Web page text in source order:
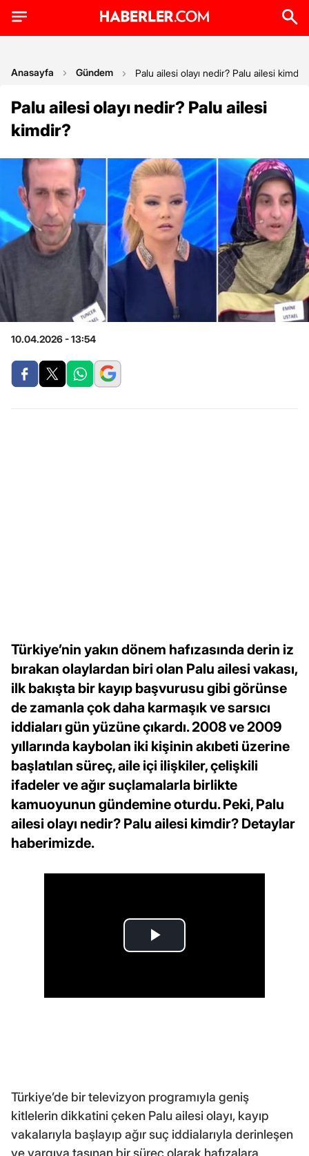
Anasayfa Gündem Palu ailesi olayı nedir? Palu ailesi kimdir?
Palu ailesi olayı nedir? Palu ailesi
kimdir?
10.04.2026 - 13:54
Türkiye’nin yakın dönem hafızasında derin iz
bırakan olaylardan biri olan Palu ailesi vakası,
ilk bakışta bir kayıp başvurusu gibi görünse
de zamanla çok daha karmaşık ve sarsıcı
iddiaları gün yüzüne çıkardı. 2008 ve 2009
yıllarında kaybolan iki kişinin akıbeti üzerine
başlatılan süreç, aile içi ilişkiler, çelişkili
ifadeler ve ağır suçlamalarla birlikte
kamuoyunun gündemine oturdu. Peki, Palu
ailesi olayı nedir? Palu ailesi kimdir? Detaylar
haberimizde.
Türkiye’de bir televizyon programıyla geniş
kitlelerin dikkatini çeken Palu ailesi olayı, kayıp
vakalarıyla başlayıp ağır suç iddialarıyla derinleşen
ve yargıya taşınan bir süreç olarak hafızalara